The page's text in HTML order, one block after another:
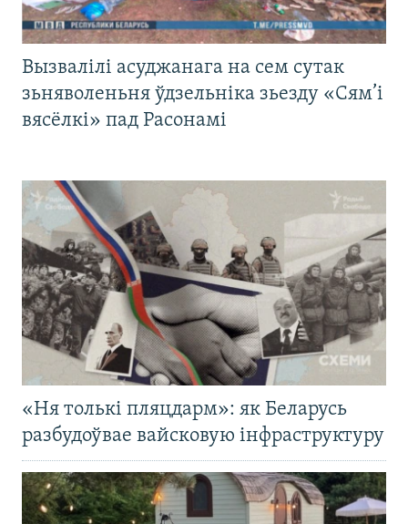
Вызвалілі асуджанага на сем сутак
зьняволеньня ўдзельніка зьезду «Сям’і
вясёлкі» пад Расонамі
«Ня толькі пляцдарм»: як Беларусь
разбудоўвае вайсковую інфраструктуру